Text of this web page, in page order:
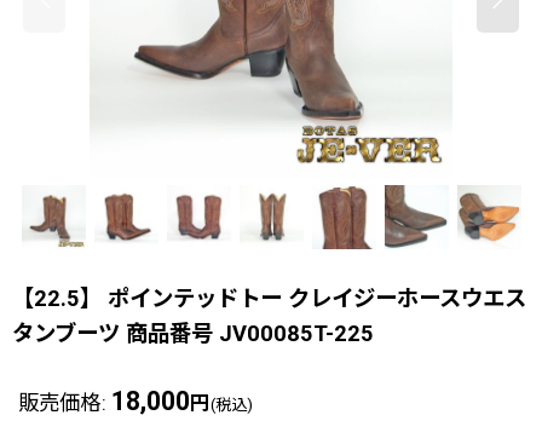
【22.5】 ポインテッドトー クレイジーホースウエス
タンブーツ 商品番号 JV00085T-225
販売価格: 18,000 円 (税込)